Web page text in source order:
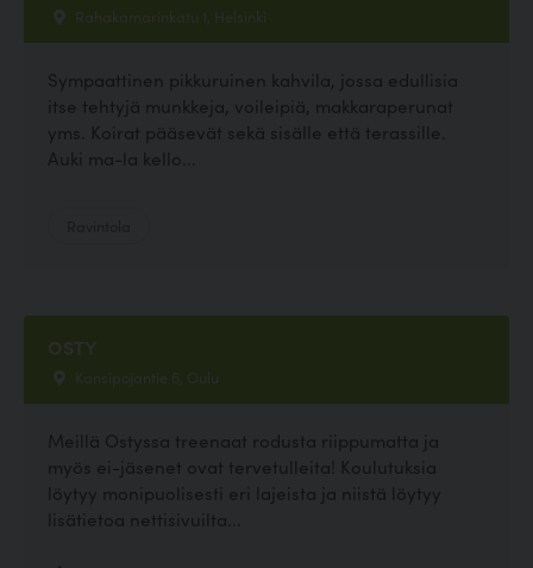
Rahakamarinkatu 1, Helsinki
Sympaattinen pikkuruinen kahvila, jossa edullisia
itse tehtyjä munkkeja, voileipiä, makkaraperunat
yms. Koirat pääsevät sekä sisälle että terassille.
Auki ma-la kello...
OSTY
Kansipojantie 6, Oulu
Meillä Ostyssa treenaat rodusta riippumatta ja
myös ei-jäsenet ovat tervetulleita! Koulutuksia
löytyy monipuolisesti eri lajeista ja niistä löytyy
lisätietoa nettisivuilta...